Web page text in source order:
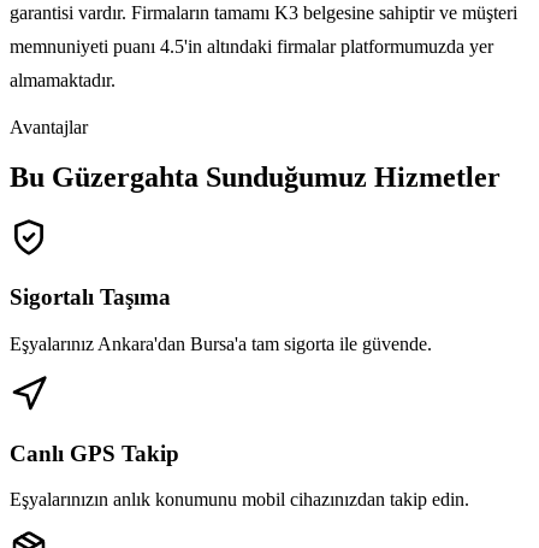
garantisi vardır. Firmaların tamamı K3 belgesine sahiptir ve müşteri
memnuniyeti puanı 4.5'in altındaki firmalar platformumuzda yer
almamaktadır.
Avantajlar
Bu Güzergahta Sunduğumuz Hizmetler
Sigortalı Taşıma
Eşyalarınız Ankara'dan Bursa'a tam sigorta ile güvende.
Canlı GPS Takip
Eşyalarınızın anlık konumunu mobil cihazınızdan takip edin.